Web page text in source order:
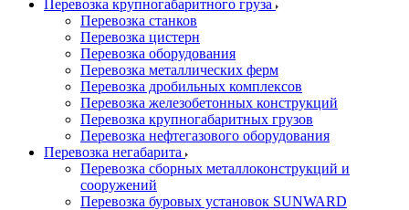
Перевозка крупногабаритного груза
Перевозка станков
Перевозка цистерн
Перевозка оборудования
Перевозка металлических ферм
Перевозка дробильных комплексов
Перевозка железобетонных конструкций
Перевозка крупногабаритных грузов
Перевозка нефтегазового оборудования
Перевозка негабарита
Перевозка сборных металлоконструкций и
сооружений
Перевозка буровых установок SUNWARD